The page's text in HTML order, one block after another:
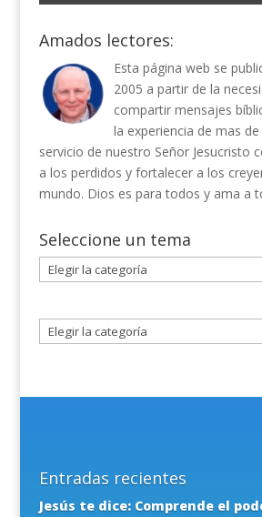
Amados lectores:
Esta página web se
2005 a partir de la
compartir mensajes
la experiencia de mas
servicio de nuestro Señor Jesucristo
a los perdidos y fortalecer a los
mundo. Dios es para todos y ama a
Seleccione un tema
Seleccione
un
Entradas recientes
Jesús te dice: Comprende el